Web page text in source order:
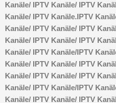
Kanäle/
IPTV Kanäle/ IPTV
Kanäle/
IPTV Kanäle. IPTV
Kanäle/
IPTV Kanäle/ IPTV
Kanäle/
IPTV Kanäle/ IPTV
Kanäle/
IPTV Kanäle/ IPTV
Kanäle/
IPTV Kanäle/ IPTV
Kanäle/
IPTV Kanäle/ IPTV
Kanäle/
IPTV Kanäle/ IPTV
Kanäle/
IPTV Kanäle/ IPTV